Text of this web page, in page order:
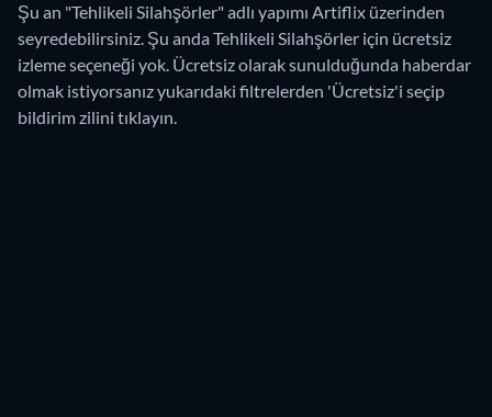
Şu an "Tehlikeli Silahşörler" adlı yapımı Artiflix üzerinden
seyredebilirsiniz. Şu anda Tehlikeli Silahşörler için ücretsiz
izleme seçeneği yok. Ücretsiz olarak sunulduğunda haberdar
olmak istiyorsanız yukarıdaki filtrelerden 'Ücretsiz'i seçip
bildirim zilini tıklayın.